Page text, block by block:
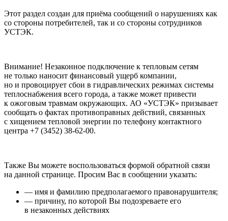
Этот раздел создан для приёма сообщений о нарушениях как
со стороны потребителей, так и со стороны сотрудников
УСТЭК.
Внимание! Незаконное подключение к тепловым сетям
не только наносит финансовый ущерб компании,
но и провоцирует сбои в гидравлических режимах системы
теплоснабжения всего города, а также может привести
к ожоговым травмам окружающих. АО «УСТЭК» призывает
сообщать о фактах противоправных действий, связанных
с хищением тепловой энергии по телефону контактного
центра +7 (3452) 38-62-00.
Также Вы можете воспользоваться формой обратной связи
на данной странице. Просим Вас в сообщении указать:
— имя и фамилию предполагаемого правонарушителя;
— причину, по которой Вы подозреваете его
в незаконных действиях